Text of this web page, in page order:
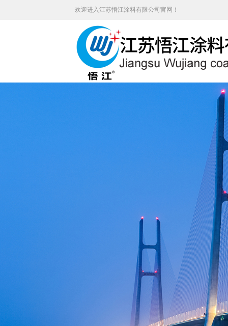
欢迎进入江苏悟江涂料有限公司官网！